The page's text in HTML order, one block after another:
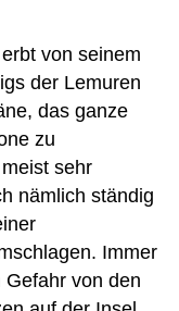
von seinem
der Lemuren
das ganze
zu
sehr
nämlich ständig
Immer
von den